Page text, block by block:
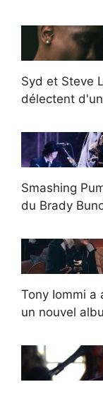
Syd et Steve
délectent
Smashing
du Brady
Tony Iommi a
un nouvel